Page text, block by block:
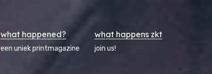
what happened?
een uniek printmagazine
what happens zkt
join us!